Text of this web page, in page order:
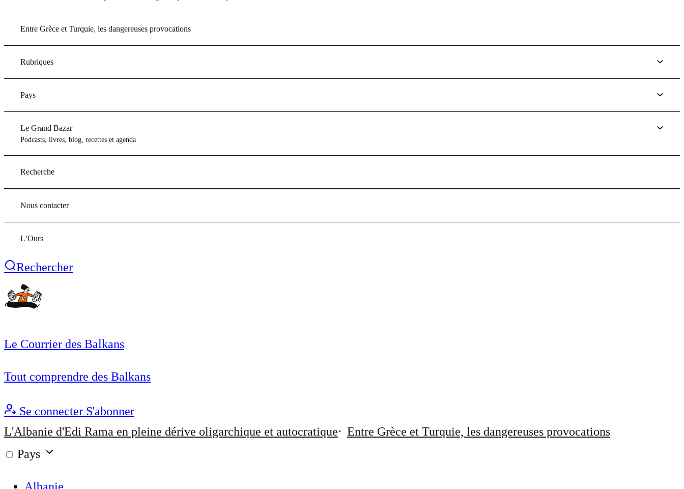
Entre Grèce et Turquie, les dangereuses provocations
Rubriques
Pays
Le Grand Bazar
Podcasts, livres, blog, recettes et agenda
Recherche
Nous contacter
L’Ours
Rechercher
Le Courrier des Balkans
Tout comprendre des Balkans
Se connecter S'abonner
L'Albanie d'Edi Rama en pleine dérive oligarchique et autocratique
Entre Grèce et Turquie, les dangereuses provocations
Pays